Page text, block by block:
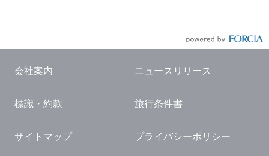
国内観光ガイド
旅行・観光情報
会社案内 ニュースリリース
標識・約款 旅行条件書
サイトマップ プライバシーポリシー